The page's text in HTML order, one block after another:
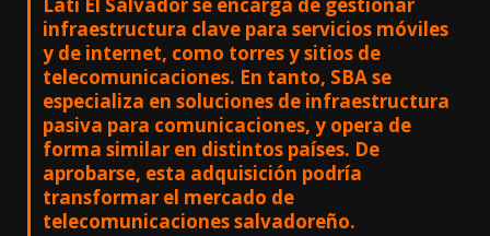
infraestructura clave para servicios móviles
y de internet, como torres y sitios de
telecomunicaciones. En tanto, SBA se
especializa en soluciones de infraestructura
pasiva para comunicaciones, y opera de
forma similar en distintos países. De
aprobarse, esta adquisición podría
transformar el mercado de
telecomunicaciones salvadoreño.